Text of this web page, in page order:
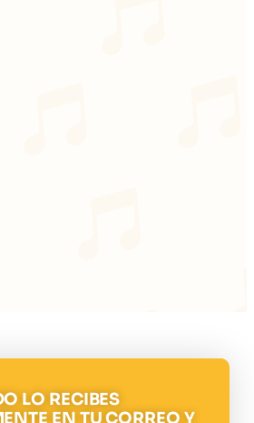
LO RECIBES
EN TU CORREO Y